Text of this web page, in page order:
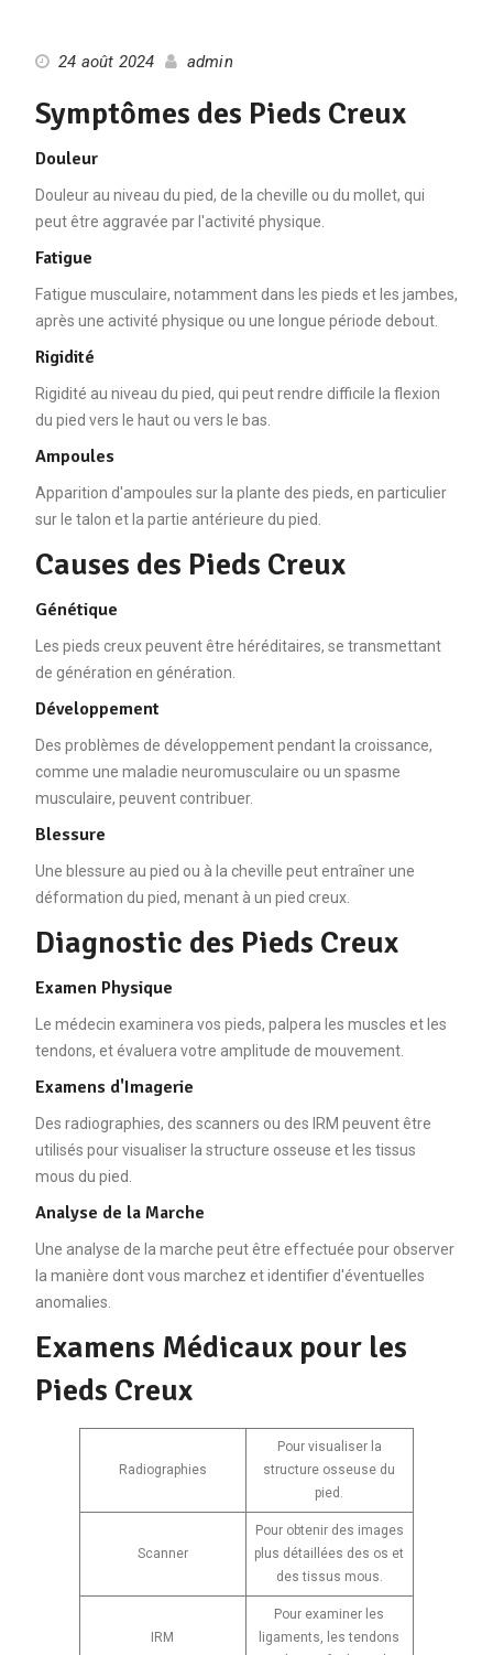
24 août 2024 admin
Symptômes des Pieds Creux
Douleur
Douleur au niveau du pied, de la cheville ou du mollet, qui
peut être aggravée par l'activité physique.
Fatigue
Fatigue musculaire, notamment dans les pieds et les jambes,
après une activité physique ou une longue période debout.
Rigidité
Rigidité au niveau du pied, qui peut rendre difficile la flexion
du pied vers le haut ou vers le bas.
Ampoules
Apparition d'ampoules sur la plante des pieds, en particulier
sur le talon et la partie antérieure du pied.
Causes des Pieds Creux
Génétique
Les pieds creux peuvent être héréditaires, se transmettant
de génération en génération.
Développement
Des problèmes de développement pendant la croissance,
comme une maladie neuromusculaire ou un spasme
musculaire, peuvent contribuer.
Blessure
Une blessure au pied ou à la cheville peut entraîner une
déformation du pied, menant à un pied creux.
Diagnostic des Pieds Creux
Examen Physique
Le médecin examinera vos pieds, palpera les muscles et les
tendons, et évaluera votre amplitude de mouvement.
Examens d'Imagerie
Des radiographies, des scanners ou des IRM peuvent être
utilisés pour visualiser la structure osseuse et les tissus
mous du pied.
Analyse de la Marche
Une analyse de la marche peut être effectuée pour observer
la manière dont vous marchez et identifier d'éventuelles
anomalies.
Examens Médicaux pour les
Pieds Creux
Radiographies
Pour visualiser la
structure osseuse du
pied.
Scanner
Pour obtenir des images
plus détaillées des os et
des tissus mous.
IRM
Pour examiner les
ligaments, les tendons